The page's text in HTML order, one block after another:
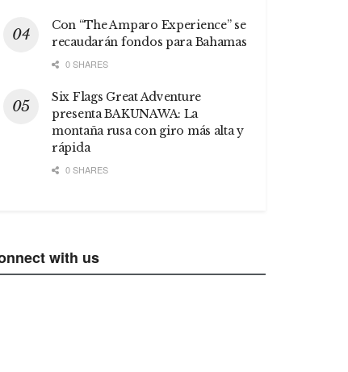
Con “The Amparo Experience” se
recaudarán fondos para Bahamas
0 SHARES
Six Flags Great Adventure
presenta BAKUNAWA: La
montaña rusa con giro más alta y
rápida
0 SHARES
with us